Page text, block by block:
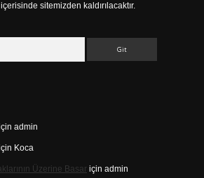
sitemizden kaldırılacaktır.
admin
Koca
Üzerine Basar için admin